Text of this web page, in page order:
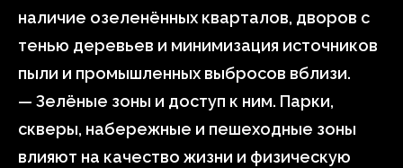
наличие озеленённых кварталов, дворов с
тенью деревьев и минимизация источников
пыли и промышленных выбросов вблизи.
— Зелёные зоны и доступ к ним. Парки,
скверы, набережные и пешеходные зоны
влияют на качество жизни и физическую